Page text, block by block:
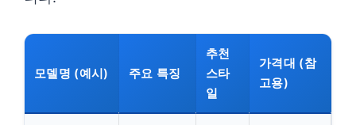
모델명 (예시) 주요 특징
추천
스타
일
가격대 (참
고용)